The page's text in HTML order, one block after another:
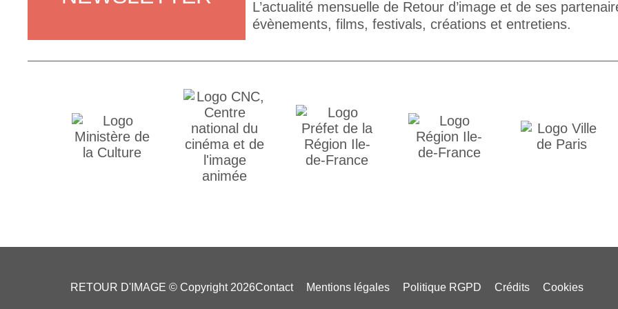
L’actualité mensuelle de Retour d’image et de ses
évènements, films, festivals, créations et entretiens.
RETOUR D'IMAGE © Copyright 2026Contact Mentions légales Politique RGPD Crédits Cookies